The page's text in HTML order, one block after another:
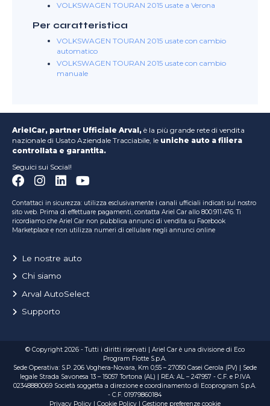
VOLKSWAGEN TOURAN 2015 usate a Verona
Per caratteristica
VOLKSWAGEN TOURAN 2015 usate con cambio
automatico
VOLKSWAGEN TOURAN 2015 usate con cambio
manuale
ArielCar, partner Ufficiale Arval, è la più grande rete di vendita
nazionale di Usato Aziendale Tracciabile, le uniche auto a filiera
controllata e garantita.
Seguici sui Social!
Contattaci in sicurezza: utilizza esclusivamente i canali ufficiali indicati sul nostro
sito web. Prima di effettuare pagamenti, contatta Ariel Car allo 800.911.476. Ti
ricordiamo che Ariel Car non pubblica annunci di vendita su Facebook
Marketplace e non utilizza numeri di cellulare negli annunci online
Le nostre auto
Chi siamo
Arval AutoSelect
Supporto
© Copyright 2026 - Tutti i diritti riservati | Ariel Car è una divisione di Eco
Program Flotte S.p.A.
Sede Operativa: S.P. 206 Voghera-Novara, Km 0,55 – 27050 Casei Gerola (PV) | Sede
legale Strada Savonesa 13 – 15057 Tortona (AL) | REA: AL – 247957 - C.F. e P.IVA
02348880069 Società soggetta a direzione e coordinamento di Ecoprogram S.p.A.
- C.F. 01979860184
Privacy Policy| Cookie Policy| Gestione preferenze cookie